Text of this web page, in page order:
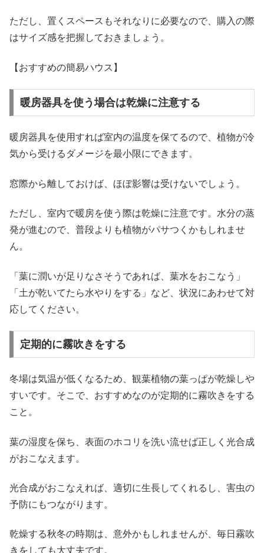
ただし、置くスペースもそれなりに必要なので、購入の際
はサイズ感を把握しておきましょう。
【おすすめの簡易ハウス】
暖房器具を使う場合は乾燥に注意する
暖房器具を使用すれば室内の温度を保てるので、植物が冷
気から受けるダメージを最小限にできます。
窓際から離しておけば、ほぼ影響は受けないでしょう。
ただし、室内で暖房を使う際は乾燥に注意です。水分の蒸
発が進むので、普段よりも植物がパサつくかもしれませ
ん。
「葉に潤いが足りなさそうであれば、葉水をおこなう」
「土が乾いてたら水やりをする」など、状況にあわせて対
応してください。
定期的に霧吹きをする
冬場は気温が低くなるため、観葉植物の葉っぱが乾燥しや
すいです。そこで、おすすめなのが定期的に霧吹きをする
こと。
葉の湿度を保ち、表面のホコリを洗い流せば正しく光合成
がおこなえます。
光合成がおこなえれば、適切に生長してくれるし、害虫の
予防にもつながります。
乾燥する秋冬の時期は、意外かもしれませんが、毎日霧吹
きをしても大丈夫です。